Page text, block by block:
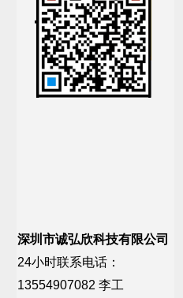
深圳市诚弘欣科技有限公司
24小时联系电话：
13554907082 李工